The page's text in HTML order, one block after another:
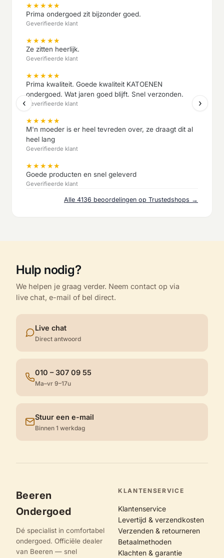
★★★★★
Prima ondergoed zit bijzonder goed.
Geverifieerde klant
★★★★★
Ze zitten heerlijk.
Geverifieerde klant
★★★★★
Prima kwaliteit. Goede kwaliteit KATOENEN
ondergoed. Wat jaren goed blijft. Snel verzonden.
Geverifieerde klant
★★★★★
M'n moeder is er heel tevreden over, ze draagt dit al
heel lang
Geverifieerde klant
★★★★★
Goede producten en snel geleverd
Geverifieerde klant
‹ ›
Alle 4136 beoordelingen op Trustedshops →
Hulp nodig?
We helpen je graag verder. Neem contact op via
live chat, e-mail of bel direct.
Live chat
Direct antwoord
010 – 307 09 55
Ma–vr 9–17u
Stuur een e-mail
Binnen 1 werkdag
Beeren
Ondergoed
Dé specialist in comfortabel
ondergoed. Officiële dealer
van Beeren — snel
KLANTENSERVICE
Klantenservice
Levertijd & verzendkosten
Verzenden & retourneren
Betaalmethoden
Klachten & garantie